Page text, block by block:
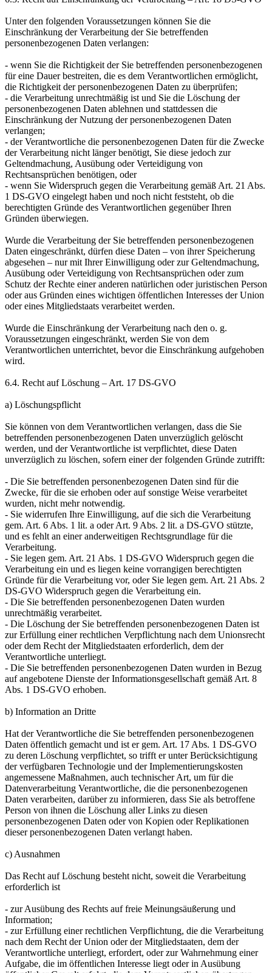
Unter den folgenden Voraussetzungen können Sie die
Einschränkung der Verarbeitung der Sie betreffenden
personenbezogenen Daten verlangen:
- wenn Sie die Richtigkeit der Sie betreffenden personenbezogenen
für eine Dauer bestreiten, die es dem Verantwortlichen ermöglicht,
die Richtigkeit der personenbezogenen Daten zu überprüfen;
- die Verarbeitung unrechtmäßig ist und Sie die Löschung der
personenbezogenen Daten ablehnen und stattdessen die
Einschränkung der Nutzung der personenbezogenen Daten
verlangen;
- der Verantwortliche die personenbezogenen Daten für die Zwecke
der Verarbeitung nicht länger benötigt, Sie diese jedoch zur
Geltendmachung, Ausübung oder Verteidigung von
Rechtsansprüchen benötigen, oder
- wenn Sie Widerspruch gegen die Verarbeitung gemäß Art. 21 Abs.
1 DS-GVO eingelegt haben und noch nicht feststeht, ob die
berechtigten Gründe des Verantwortlichen gegenüber Ihren
Gründen überwiegen.
Wurde die Verarbeitung der Sie betreffenden personenbezogenen
Daten eingeschränkt, dürfen diese Daten – von ihrer Speicherung
abgesehen – nur mit Ihrer Einwilligung oder zur Geltendmachung,
Ausübung oder Verteidigung von Rechtsansprüchen oder zum
Schutz der Rechte einer anderen natürlichen oder juristischen Person
oder aus Gründen eines wichtigen öffentlichen Interesses der Union
oder eines Mitgliedstaats verarbeitet werden.
Wurde die Einschränkung der Verarbeitung nach den o. g.
Voraussetzungen eingeschränkt, werden Sie von dem
Verantwortlichen unterrichtet, bevor die Einschränkung aufgehoben
wird.
6.4. Recht auf Löschung – Art. 17 DS-GVO
a) Löschungspflicht
Sie können von dem Verantwortlichen verlangen, dass die Sie
betreffenden personenbezogenen Daten unverzüglich gelöscht
werden, und der Verantwortliche ist verpflichtet, diese Daten
unverzüglich zu löschen, sofern einer der folgenden Gründe zutrifft:
- Die Sie betreffenden personenbezogenen Daten sind für die
Zwecke, für die sie erhoben oder auf sonstige Weise verarbeitet
wurden, nicht mehr notwendig.
- Sie widerrufen Ihre Einwilligung, auf die sich die Verarbeitung
gem. Art. 6 Abs. 1 lit. a oder Art. 9 Abs. 2 lit. a DS-GVO stützte,
und es fehlt an einer anderweitigen Rechtsgrundlage für die
Verarbeitung.
- Sie legen gem. Art. 21 Abs. 1 DS-GVO Widerspruch gegen die
Verarbeitung ein und es liegen keine vorrangigen berechtigten
Gründe für die Verarbeitung vor, oder Sie legen gem. Art. 21 Abs. 2
DS-GVO Widerspruch gegen die Verarbeitung ein.
- Die Sie betreffenden personenbezogenen Daten wurden
unrechtmäßig verarbeitet.
- Die Löschung der Sie betreffenden personenbezogenen Daten ist
zur Erfüllung einer rechtlichen Verpflichtung nach dem Unionsrecht
oder dem Recht der Mitgliedstaaten erforderlich, dem der
Verantwortliche unterliegt.
- Die Sie betreffenden personenbezogenen Daten wurden in Bezug
auf angebotene Dienste der Informationsgesellschaft gemäß Art. 8
Abs. 1 DS-GVO erhoben.
b) Information an Dritte
Hat der Verantwortliche die Sie betreffenden personenbezogenen
Daten öffentlich gemacht und ist er gem. Art. 17 Abs. 1 DS-GVO
zu deren Löschung verpflichtet, so trifft er unter Berücksichtigung
der verfügbaren Technologie und der Implementierungskosten
angemessene Maßnahmen, auch technischer Art, um für die
Datenverarbeitung Verantwortliche, die die personenbezogenen
Daten verarbeiten, darüber zu informieren, dass Sie als betroffene
Person von ihnen die Löschung aller Links zu diesen
personenbezogenen Daten oder von Kopien oder Replikationen
dieser personenbezogenen Daten verlangt haben.
c) Ausnahmen
Das Recht auf Löschung besteht nicht, soweit die Verarbeitung
erforderlich ist
- zur Ausübung des Rechts auf freie Meinungsäußerung und
Information;
- zur Erfüllung einer rechtlichen Verpflichtung, die die Verarbeitung
nach dem Recht der Union oder der Mitgliedstaaten, dem der
Verantwortliche unterliegt, erfordert, oder zur Wahrnehmung einer
Aufgabe, die im öffentlichen Interesse liegt oder in Ausübung